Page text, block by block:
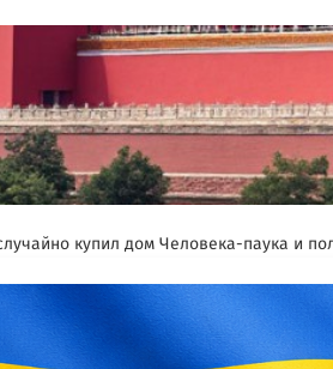
купил дом Человека-паука и